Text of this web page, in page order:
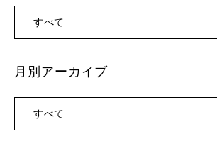
すべて
月別アーカイブ
すべて